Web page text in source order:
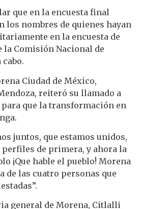
que en la encuesta final
los nombres de quienes hayan
en la encuesta de
Comisión Nacional de
Ciudad de México,
reiteró su llamado a
que la transformación en
juntos, que estamos unidos,
perfiles de primera, y ahora la
¡Que hable el pueblo! Morena
de las cuatro personas que
general de Morena, Citlalli